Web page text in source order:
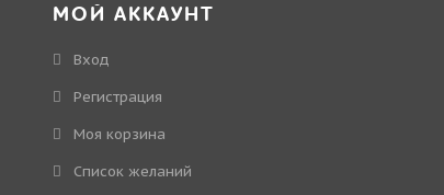
МОЙ АККАУНТ
Вход
Регистрация
Моя корзина
Cписок желаний